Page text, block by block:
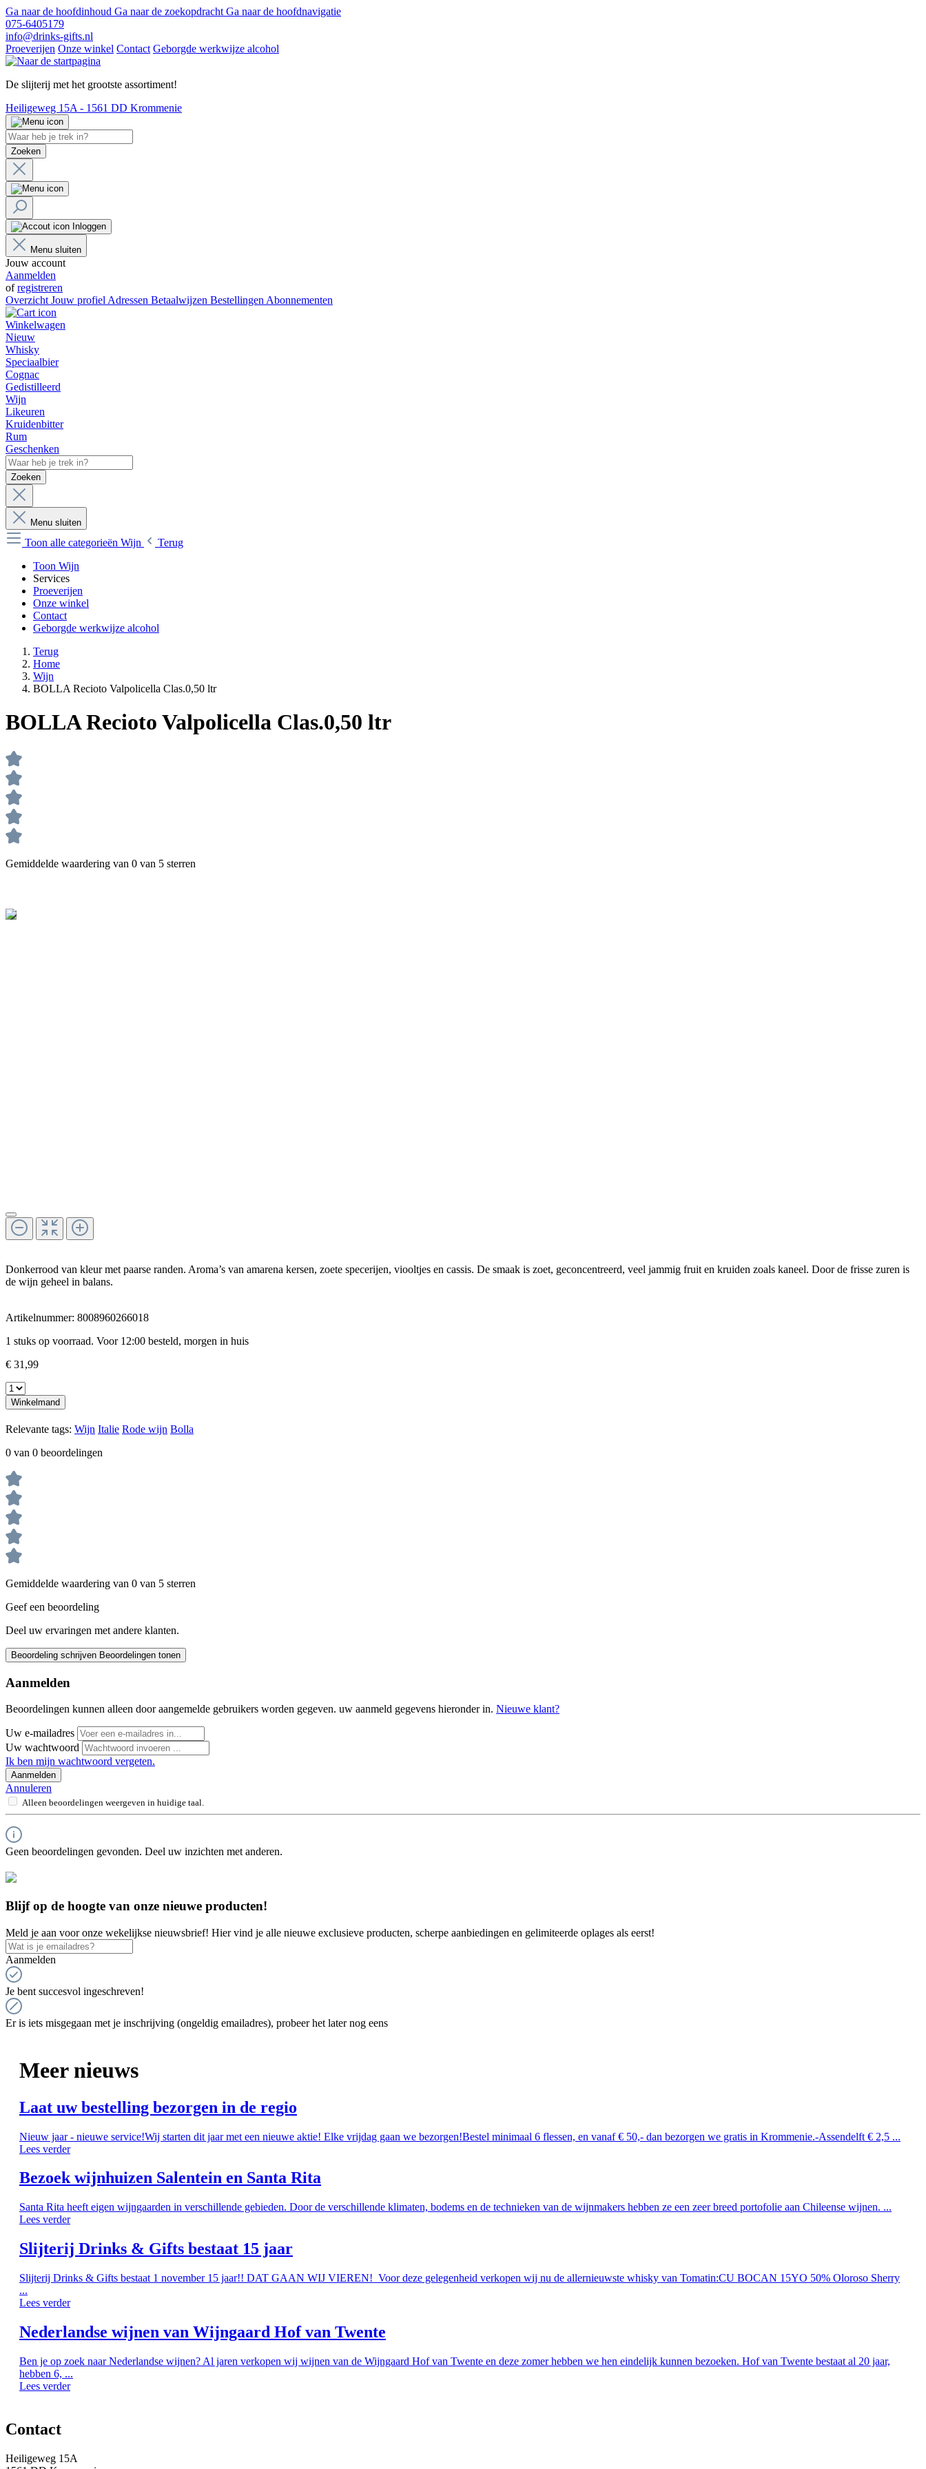
Ga naar de hoofdinhoud Ga naar de zoekopdracht Ga naar de hoofdnavigatie
075-6405179
info@drinks-gifts.nl
Proeverijen Onze winkel Contact Geborgde werkwijze alcohol
De slijterij met het grootste assortiment!
Heiligeweg 15A - 1561 DD Krommenie
Zoeken
Inloggen
Menu sluiten
Jouw account
Aanmelden
ofregistreren
Overzicht Jouw profiel Adressen Betaalwijzen Bestellingen Abonnementen
Winkelwagen
Nieuw
Whisky
Speciaalbier
Cognac
Gedistilleerd
Wijn
Likeuren
Kruidenbitter
Rum
Geschenken
Zoeken
Menu sluiten
Toon alle categorieën Wijn
Terug
Toon Wijn
Services
Proeverijen
Onze winkel
Contact
Geborgde werkwijze alcohol
Terug
Home
Wijn
BOLLA Recioto Valpolicella Clas.0,50 ltr
BOLLA Recioto Valpolicella Clas.0,50 ltr
Gemiddelde waardering van 0 van 5 sterren
Donkerrood van kleur met paarse randen. Aroma’s van amarena kersen, zoete specerijen, viooltjes en cassis. De smaak is zoet, geconcentreerd, veel jammig fruit en kruiden zoals kaneel. Door de frisse zuren is
de wijn geheel in balans.
Artikelnummer: 8008960266018
1 stuks op voorraad. Voor 12:00 besteld, morgen in huis
€ 31,99
Winkelmand
Relevante tags: Wijn Italie Rode wijn Bolla
0 van 0 beoordelingen
Gemiddelde waardering van 0 van 5 sterren
Geef een beoordeling
Deel uw ervaringen met andere klanten.
Beoordeling schrijven Beoordelingen tonen
Aanmelden
Beoordelingen kunnen alleen door aangemelde gebruikers worden gegeven. uw aanmeld gegevens hieronder in. Nieuwe klant?
Uw e-mailadres
Uw wachtwoord
Ik ben mijn wachtwoord vergeten.
Aanmelden
Annuleren
Alleen beoordelingen weergeven in huidige taal.
Geen beoordelingen gevonden. Deel uw inzichten met anderen.
Blijf op de hoogte van onze nieuwe producten!
Meld je aan voor onze wekelijkse nieuwsbrief! Hier vind je alle nieuwe exclusieve producten, scherpe aanbiedingen en gelimiteerde oplages als eerst!
Aanmelden
Je bent succesvol ingeschreven!
Er is iets misgegaan met je inschrijving (ongeldig emailadres), probeer het later nog eens
Meer nieuws
Laat uw bestelling bezorgen in de regio
Nieuw jaar - nieuwe service!Wij starten dit jaar met een nieuwe aktie! Elke vrijdag gaan we bezorgen!Bestel minimaal 6 flessen, en vanaf € 50,- dan bezorgen we gratis in Krommenie.-Assendelft € 2,5 ...
Lees verder
Bezoek wijnhuizen Salentein en Santa Rita
Santa Rita heeft eigen wijngaarden in verschillende gebieden. Door de verschillende klimaten, bodems en de technieken van de wijnmakers hebben ze een zeer breed portofolie aan Chileense wijnen. ...
Lees verder
Slijterij Drinks & Gifts bestaat 15 jaar
Slijterij Drinks & Gifts bestaat 1 november 15 jaar!! DAT GAAN WIJ VIEREN! Voor deze gelegenheid verkopen wij nu de allernieuwste whisky van Tomatin:CU BOCAN 15YO 50% Oloroso Sherry
...
Lees verder
Nederlandse wijnen van Wijngaard Hof van Twente
Ben je op zoek naar Nederlandse wijnen? Al jaren verkopen wij wijnen van de Wijngaard Hof van Twente en deze zomer hebben we hen eindelijk kunnen bezoeken. Hof van Twente bestaat al 20 jaar,
hebben 6, ...
Lees verder
Contact
Heiligeweg 15A